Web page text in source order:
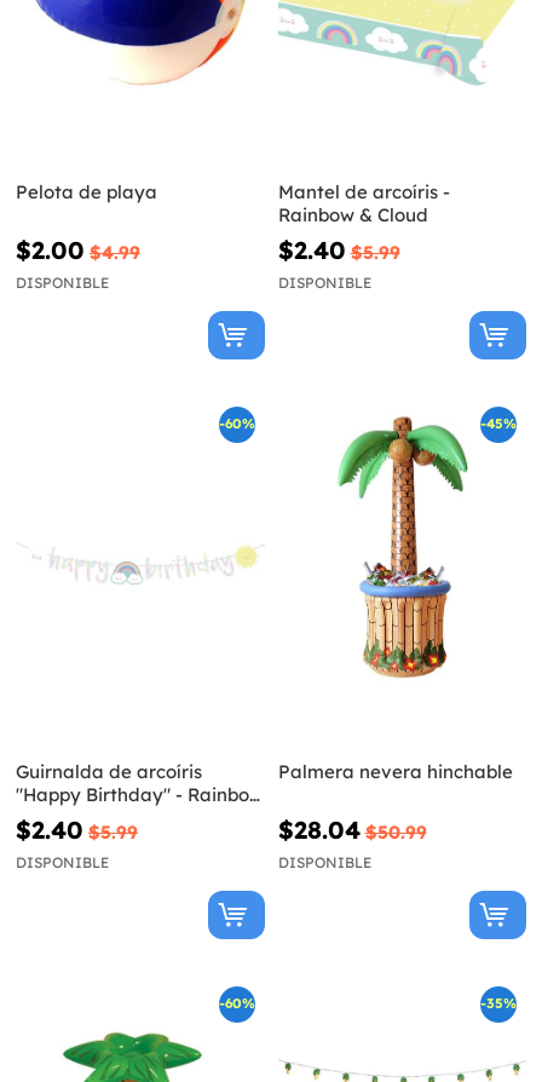
Pelota de playa
$2.00 $4.99
DISPONIBLE
Mantel de arcoíris -
Rainbow & Cloud
$2.40 $5.99
DISPONIBLE
-60%
Guirnalda de arcoíris
"Happy Birthday" - Rainbow
& Cloud
$2.40 $5.99
DISPONIBLE
-45%
Palmera nevera hinchable
$28.04 $50.99
DISPONIBLE
-60% -35%